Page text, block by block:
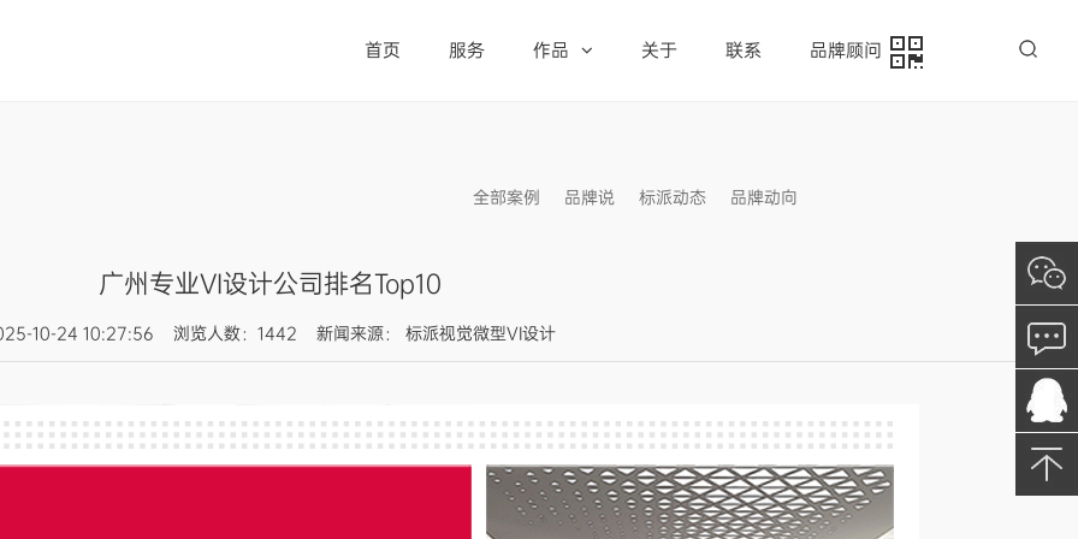
首页 服务 作品 关于 联系 品牌顾问
全部案例 品牌说 标派动态 品牌动向
广州专业VI设计公司排名Top10
10-24 10:27:56 浏览人数：1442 新闻来源： 标派视觉微型VI设计